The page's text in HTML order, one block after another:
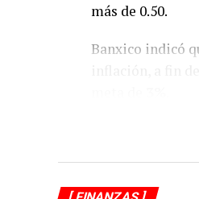
más de 0.50.
Banxico indicó